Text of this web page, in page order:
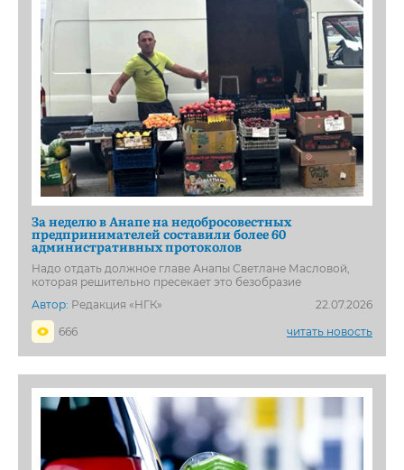
За неделю в Анапе на недобросовестных
предпринимателей составили более 60
административных протоколов
Надо отдать должное главе Анапы Светлане Масловой,
которая решительно пресекает это безобразие
Автор: Редакция «НГК»
22.07.2026
666
читать новость